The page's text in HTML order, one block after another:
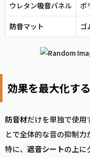
ウレタン吸音パネル ポ
防音マット ゴ
効果を最大化す
防音材だけを単独で使用
とで全体的な音の抑制力
特に、 遮音シートの上に